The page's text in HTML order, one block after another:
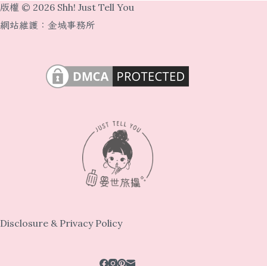
版權 © 2026 Shh! Just Tell You
網站維護： 金城事務所
Disclosure & Privacy Policy